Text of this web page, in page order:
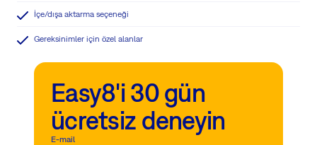
İçe/dışa aktarma seçeneği
Gereksinimler için özel alanlar
Easy8'i 30 gün
ücretsiz deneyin
E-mail